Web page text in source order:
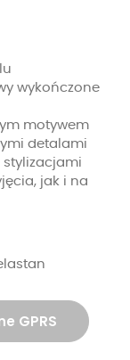
wykończone
motywem
detalami
stylizacjami
jak i na
GPRS